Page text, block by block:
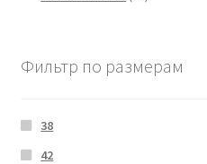
Фильтр по размерам
38
42